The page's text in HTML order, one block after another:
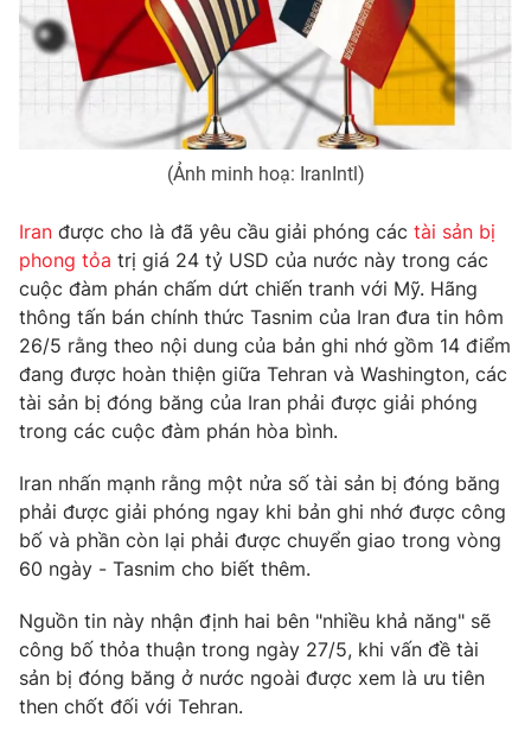
Hậu trường
Nhân vật
Khán giả
Giải sao mai
Điện ảnh
Âm nhạc
Đời sống
Du lịch
Làm đẹp
Học trực tuyến
Hitech Công nghệ tương lai
Sản phẩm
Thị trường
Tư vấn
Giao lưu trực tuyến
Lịch phát sóng
Chuyên mục khác
Photo Infographic
VTV Money VTV Thể thao
(Ảnh minh hoạ: IranIntl)
Iran được cho là đã yêu cầu giải phóng các tài sản bị
phong tỏa trị giá 24 tỷ USD của nước này trong các
cuộc đàm phán chấm dứt chiến tranh với Mỹ. Hãng
thông tấn bán chính thức Tasnim của Iran đưa tin hôm
26/5 rằng theo nội dung của bản ghi nhớ gồm 14 điểm
đang được hoàn thiện giữa Tehran và Washington, các
tài sản bị đóng băng của Iran phải được giải phóng
trong các cuộc đàm phán hòa bình.
Iran nhấn mạnh rằng một nửa số tài sản bị đóng băng
phải được giải phóng ngay khi bản ghi nhớ được công
bố và phần còn lại phải được chuyển giao trong vòng
60 ngày - Tasnim cho biết thêm.
Nguồn tin này nhận định hai bên "nhiều khả năng" sẽ
công bố thỏa thuận trong ngày 27/5, khi vấn đề tài
sản bị đóng băng ở nước ngoài được xem là ưu tiên
then chốt đối với Tehran.